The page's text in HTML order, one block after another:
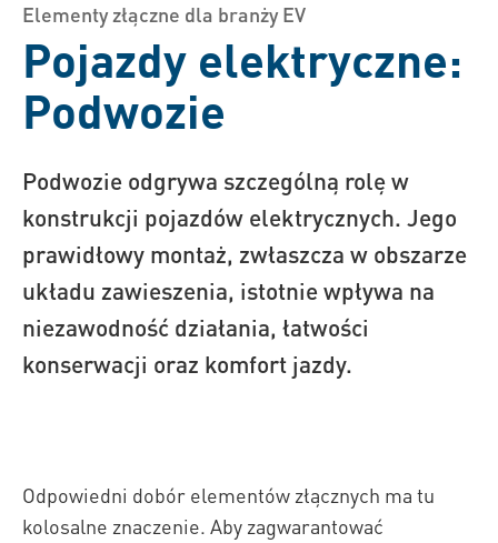
Elementy złączne dla branży EV
Pojazdy elektryczne:
Podwozie
Podwozie odgrywa szczególną rolę w
konstrukcji pojazdów elektrycznych. Jego
prawidłowy montaż, zwłaszcza w obszarze
układu zawieszenia, istotnie wpływa na
niezawodność działania, łatwości
konserwacji oraz komfort jazdy.
Odpowiedni dobór elementów złącznych ma tu
kolosalne znaczenie. Aby zagwarantować